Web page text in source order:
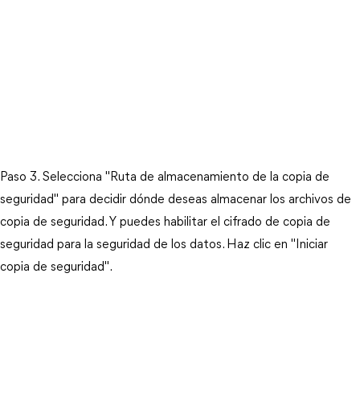
Paso 3. Selecciona "Ruta de almacenamiento de la copia de
seguridad" para decidir dónde deseas almacenar los archivos de
copia de seguridad. Y puedes habilitar el cifrado de copia de
seguridad para la seguridad de los datos. Haz clic en "Iniciar
copia de seguridad".